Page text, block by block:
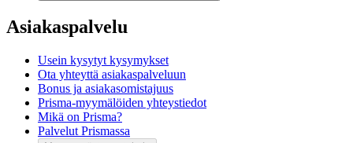
Asiakaspalvelu
Usein kysytyt kysymykset
Ota yhteyttä asiakaspalveluun
Bonus ja asiakasomistajuus
Prisma-myymälöiden yhteystiedot
Mikä on Prisma?
Palvelut Prismassa